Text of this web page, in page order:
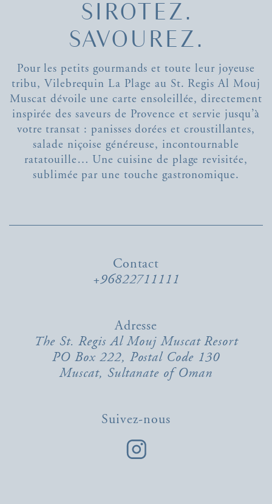
SIROTEZ.
SAVOUREZ.
Pour les petits gourmands et toute leur joyeuse
tribu, Vilebrequin La Plage au St. Regis Al Mouj
Muscat dévoile une carte ensoleillée, directement
inspirée des saveurs de Provence et servie jusqu’à
votre transat : panisses dorées et croustillantes,
salade niçoise généreuse, incontournable
ratatouille… Une cuisine de plage revisitée,
sublimée par une touche gastronomique.
Contact
+96822711111
Adresse
The St. Regis Al Mouj Muscat Resort
PO Box 222, Postal Code 130
Muscat, Sultanate of Oman
Suivez-nous